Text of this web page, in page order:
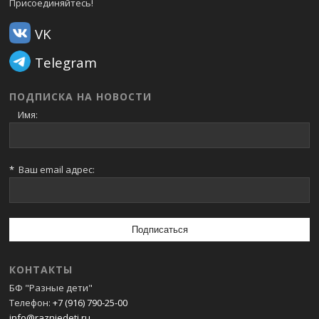
Присоединяйтесь!
VK
Telegram
ПОДПИСКА НА НОВОСТИ
Имя:
* Ваш email адрес:
КОНТАКТЫ
БФ "Разные дети"
Телефон: +7 (916) 790-25-00